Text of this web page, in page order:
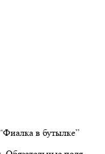
в бутылке”